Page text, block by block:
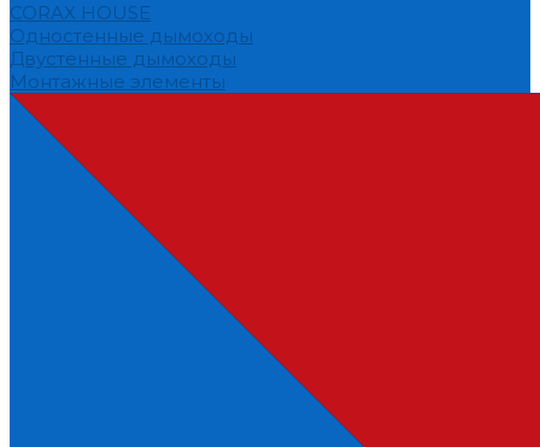
CORAX HOUSE
Одностенные дымоходы
Двустенные дымоходы
Монтажные элементы